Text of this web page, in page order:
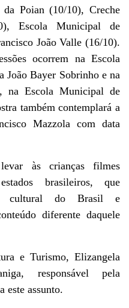
da Poian (10/10), Creche
Escola Municipal de
João Valle (16/10).
ocorrem na Escola
João Bayer Sobrinho e na
na Escola Municipal de
também contemplará a
Mazzola com data
às crianças filmes
brasileiros, que
cultural do Brasil e
diferente daquele
e Turismo, Elizangela
responsável pela
este assunto.